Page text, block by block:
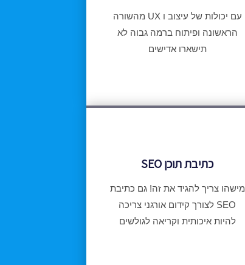
עם יכולות של עיצוב ו UX מהשורה
הראשונה ופיתוח ברמה גבוה לא
תישארו אדישים
כתיבת תוכן SEO
מישהו צריך להגיד את זה! גם כתיבת
SEO לצורך קידום אורגני צריכה
להיות איכותית וקריאה לגולשים